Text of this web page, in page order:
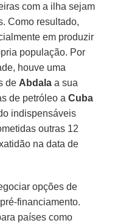
com a ilha sejam
Como resultado,
em produzir
população. Por
houve uma
de Abdala a sua
de petróleo aCuba
indispensáveis
outras 12
na data de
opções de
financiamento.
países como